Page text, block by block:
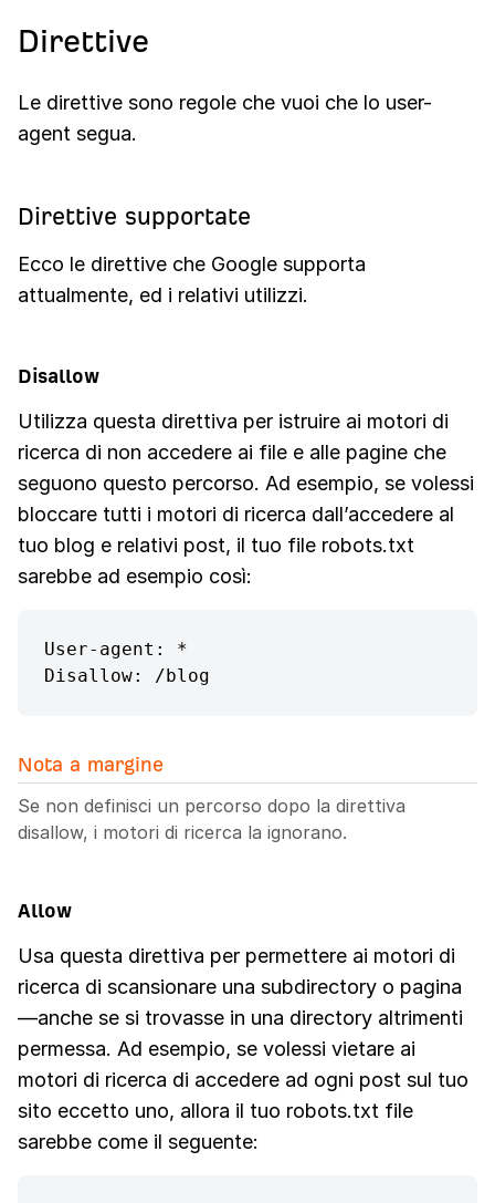
Direttive
Le direttive sono regole che vuoi che lo user-
agent segua.
Direttive supportate
Ecco le direttive che Google supporta
attualmente, ed i relativi utilizzi.
Disallow
Utilizza questa direttiva per istruire ai motori di
ricerca di non accedere ai file e alle pagine che
seguono questo percorso. Ad esempio, se volessi
bloccare tutti i motori di ricerca dall’accedere al
tuo blog e relativi post, il tuo file robots.txt
sarebbe ad esempio così:
User-agent: *
Disallow: /blog
Nota a margine
Se non definisci un percorso dopo la direttiva
disallow, i motori di ricerca la ignorano.
Allow
Usa questa direttiva per permettere ai motori di
ricerca di scansionare una subdirectory o pagina
—anche se si trovasse in una directory altrimenti
permessa. Ad esempio, se volessi vietare ai
motori di ricerca di accedere ad ogni post sul tuo
sito eccetto uno, allora il tuo robots.txt file
sarebbe come il seguente: